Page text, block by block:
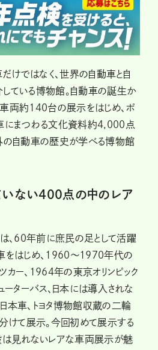
だけではなく、世界の自動車と自
ている博物館。自動車の誕生か
両約140台の展示をはじめ、ポ
にまつわる文化資料約4,000点
の自動車の歴史が学べる博物館
いない400点の中のレア
、60年前に庶民の足として活躍
をはじめ、1960～1970年代の
カー、1964年の東京オリンピック
ーターバス、日本には導入されな
本車、トヨタ博物館収蔵の二輪
けて展示。今回初めて展示する
は見れないレアな車両展示が魅